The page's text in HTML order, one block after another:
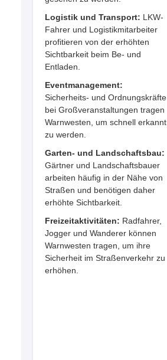
Logistik und Transport: LKW-
Fahrer und Logistikmitarbeiter
profitieren von der erhöhten
Sichtbarkeit beim Be- und
Entladen.
Eventmanagement:
Sicherheits- und Ordnungskräfte
bei Großveranstaltungen tragen
Warnwesten, um schnell erkannt
zu werden.
Garten- und Landschaftsbau:
Gärtner und Landschaftsbauer
arbeiten häufig in der Nähe von
Straßen und benötigen daher
erhöhte Sichtbarkeit.
Freizeitaktivitäten: Radfahrer,
Jogger und Wanderer können
Warnwesten tragen, um ihre
Sicherheit im Straßenverkehr zu
erhöhen.